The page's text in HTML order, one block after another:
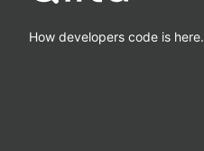
How developers code is here.